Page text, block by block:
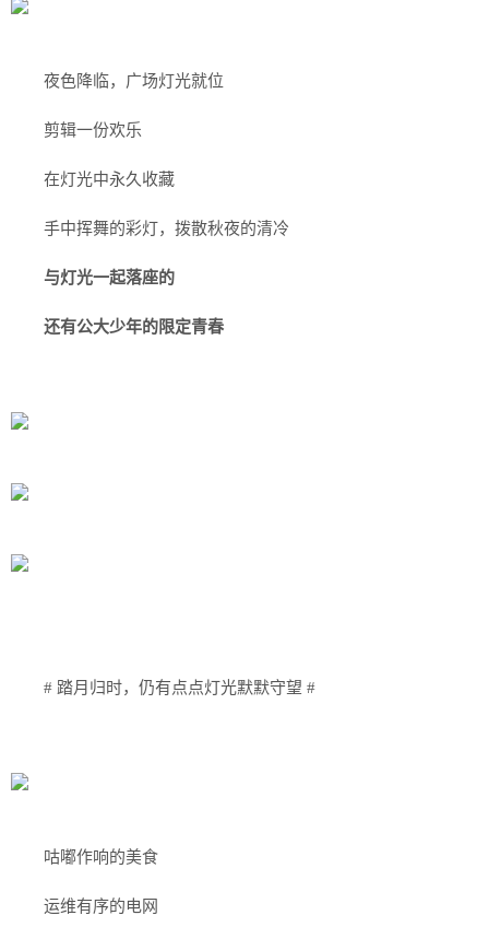
夜色降临，广场灯光就位
剪辑一份欢乐
在灯光中永久收藏
手中挥舞的彩灯，拨散秋夜的清冷
与灯光一起落座的
还有公大少年的限定青春
# 踏月归时，仍有点点灯光默默守望 #
咕嘟作响的美食
运维有序的电网